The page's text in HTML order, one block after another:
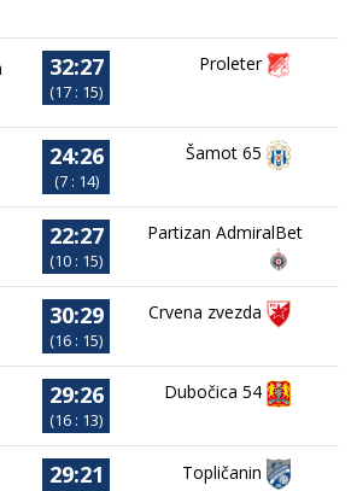
32:27
(17 : 15)
Proleter
24:26
(7 : 14)
Šamot 65
22:27
(10 : 15)
Partizan AdmiralBet
30:29
(16 : 15)
Crvena zvezda
29:26
(16 : 13)
Dubočica 54
29:21 Topličanin